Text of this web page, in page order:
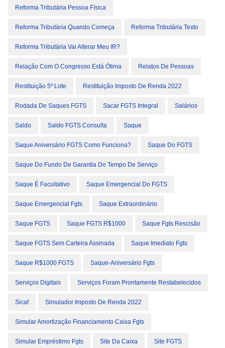
Reforma Tributária Pessoa Física
Reforma Tributária Quando Começa Reforma Tributária Texto
Reforma Tributária Vai Alterar Meu IR?
Relação Com O Congresso Está Ótima Relatos De Pessoas
Restituição 5º Lote Restituição Imposto De Renda 2022
Rodada De Saques FGTS Sacar FGTS Integral Salários
Saldo Saldo FGTS Consulta Saque
Saque Aniversário FGTS Como Funciona? Saque Do FGTS
Saque Do Fundo De Garantia Do Tempo De Serviço
Saque É Facultativo Saque Emergencial Do FGTS
Saque Emergencial Fgts Saque Extraordinário
Saque FGTS Saque FGTS R$1000 Saque Fgts Rescisão
Saque FGTS Sem Carteira Assinada Saque Imediato Fgts
Saque R$1000 FGTS Saque-Aniversário Fgts
Serviços Digitais Serviços Foram Prontamente Restabelecidos
Sicaf Simulador Imposto De Renda 2022
Simular Amortização Financiamento Caixa Fgts
Simular Empréstimo Fgts Site Da Caixa Site FGTS